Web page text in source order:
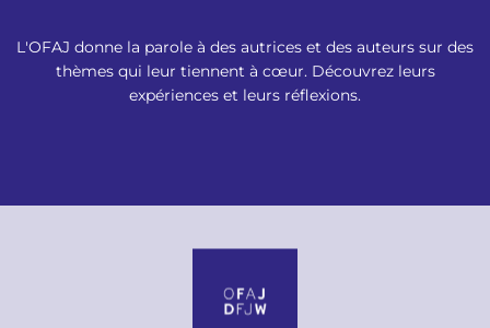
L'OFAJ donne la parole à des autrices et des auteurs sur des
thèmes qui leur tiennent à cœur. Découvrez leurs
expériences et leurs réflexions.